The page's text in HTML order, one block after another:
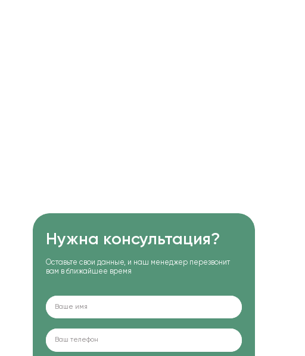
Нужна консультация?
Оставьте свои данные, и наш менеджер перезвонит
вам в ближайшее время